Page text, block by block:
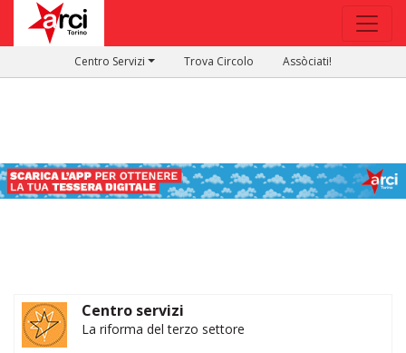
Centro Servizi Trova Circolo Assòciati!
Centro servizi
La riforma del terzo settore